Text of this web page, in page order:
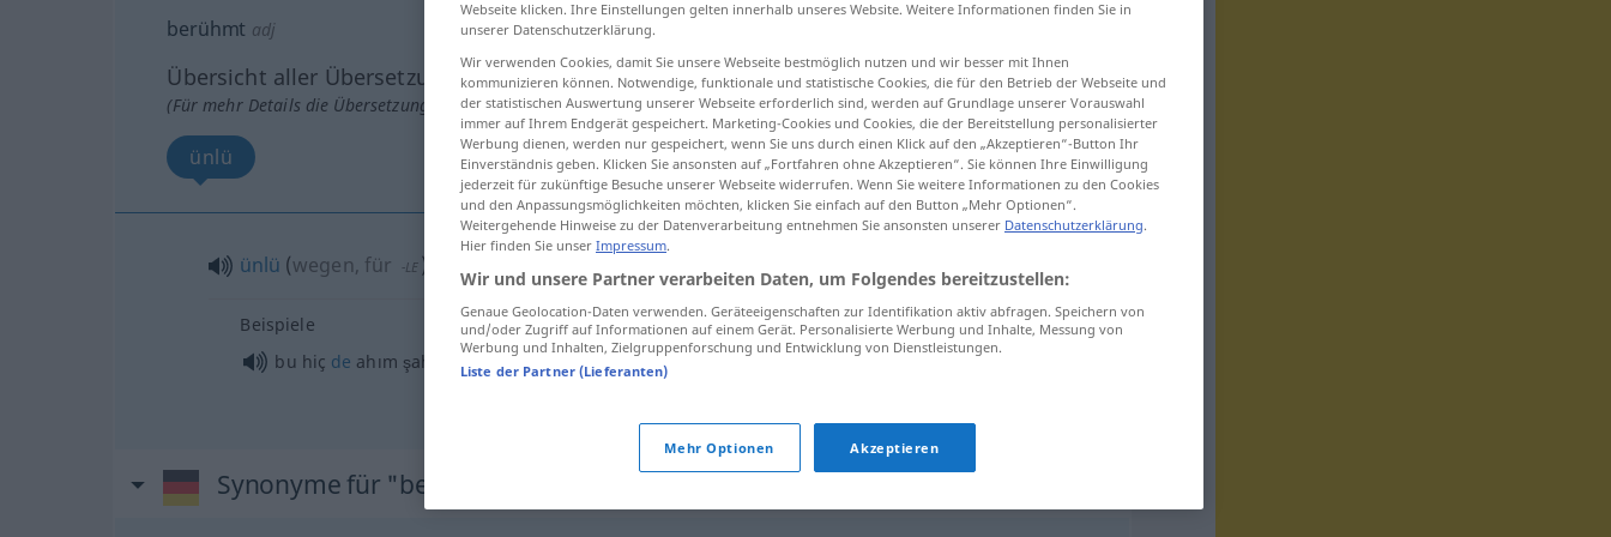
berühmt adj
Übersicht aller Übersetzungen
(Für mehr Details die Übersetzung anklicken/antippen)
ünlü
ünlü (wegen, für -LE )
Beispiele
bu hiç de ahım şahım (bir şey) değil! das ist nicht gerade berühmt!
Synonyme für "berühmt"
Webseite klicken. Ihre Einstellungen gelten innerhalb unseres Website. Weitere Informationen finden Sie in
unserer Datenschutzerklärung.
Wir verwenden Cookies, damit Sie unsere Webseite bestmöglich nutzen und wir besser mit Ihnen
kommunizieren können. Notwendige, funktionale und statistische Cookies, die für den Betrieb der Webseite und
der statistischen Auswertung unserer Webseite erforderlich sind, werden auf Grundlage unserer Vorauswahl
immer auf Ihrem Endgerät gespeichert. Marketing-Cookies und Cookies, die der Bereitstellung personalisierter
Werbung dienen, werden nur gespeichert, wenn Sie uns durch einen Klick auf den „Akzeptieren“-Button Ihr
Einverständnis geben. Klicken Sie ansonsten auf „Fortfahren ohne Akzeptieren“. Sie können Ihre Einwilligung
jederzeit für zukünftige Besuche unserer Webseite widerrufen. Wenn Sie weitere Informationen zu den Cookies
und den Anpassungsmöglichkeiten möchten, klicken Sie einfach auf den Button „Mehr Optionen“.
Weitergehende Hinweise zu der Datenverarbeitung entnehmen Sie ansonsten unserer Datenschutzerklärung.
Hier finden Sie unser Impressum.
Wir und unsere Partner verarbeiten Daten, um Folgendes bereitzustellen:
Genaue Geolocation-Daten verwenden. Geräteeigenschaften zur Identifikation aktiv abfragen. Speichern von
und/oder Zugriff auf Informationen auf einem Gerät. Personalisierte Werbung und Inhalte, Messung von
Werbung und Inhalten, Zielgruppenforschung und Entwicklung von Dienstleistungen.
Liste der Partner (Lieferanten)
Mehr Optionen Akzeptieren